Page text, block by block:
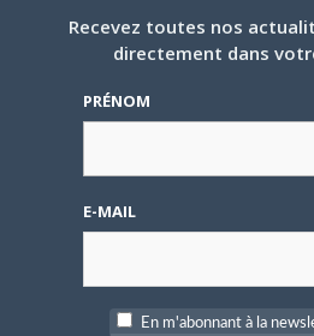
carte !
Recevez toutes nos
directement dans
PRÉNOM
E-MAIL
En m'abonnant à la